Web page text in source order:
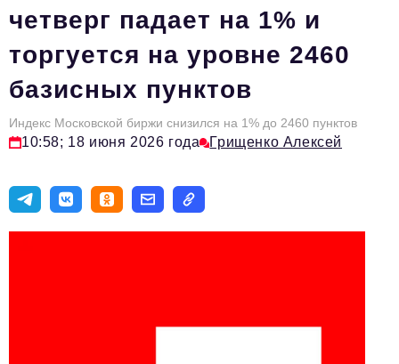
Персона номера
Юридический практикум
Стиль жизни
Туризм
ОПК
четверг падает на 1% и
торгуется на уровне 2460
базисных пунктов
Индекс Московской биржи снизился на 1% до 2460 пунктов
10:58; 18 июня 2026 года Грищенко Алексей